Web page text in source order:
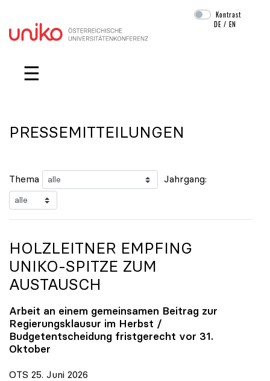
Navigation überspringen
Kontrast
DE /EN
☰
PRESSEMITTEILUNGEN
Thema Jahrgang:
HOLZLEITNER EMPFING
UNIKO-SPITZE ZUM
AUSTAUSCH
Arbeit an einem gemeinsamen Beitrag zur
Regierungsklausur im Herbst /
Budgetentscheidung fristgerecht vor 31.
Oktober
OTS 25. Juni 2026